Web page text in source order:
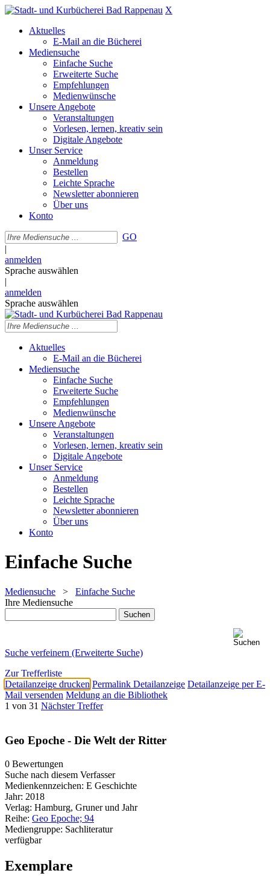
X
Aktuelles
E-Mail an die Bücherei
Mediensuche
Einfache Suche
Erweiterte Suche
Empfehlungen
Medienwünsche
Unsere Angebote
Veranstaltungen
Vorlesen, lernen, kreativ sein
Digitale Angebote
Unser Service
Anmeldung
Bestellen
Leichte Sprache
Newsletter abonnieren
Über uns
Konto
GO
|
anmelden
Sprache auswählen
|
anmelden
Sprache auswählen
Aktuelles
E-Mail an die Bücherei
Mediensuche
Einfache Suche
Erweiterte Suche
Empfehlungen
Medienwünsche
Unsere Angebote
Veranstaltungen
Vorlesen, lernen, kreativ sein
Digitale Angebote
Unser Service
Anmeldung
Bestellen
Leichte Sprache
Newsletter abonnieren
Über uns
Konto
Einfache Suche
Mediensuche > Einfache Suche
Ihre Mediensuche
Suche verfeinern (Erweiterte Suche)
Zur Trefferliste
Detailanzeige drucken Permalink Detailanzeige Detailanzeige per E-
Mail versenden Meldung an die Bibliothek
1 von 31 Nächster Treffer
Geo Epoche - Die Welt der Ritter
0 Bewertungen
Suche nach diesem Verfasser
Medienkennzeichen: E Geschichte
Jahr: 2018
Verlag: Hamburg, Gruner und Jahr
Reihe: Geo Epoche; 94
Mediengruppe: Sachliteratur
verfügbar
Exemplare